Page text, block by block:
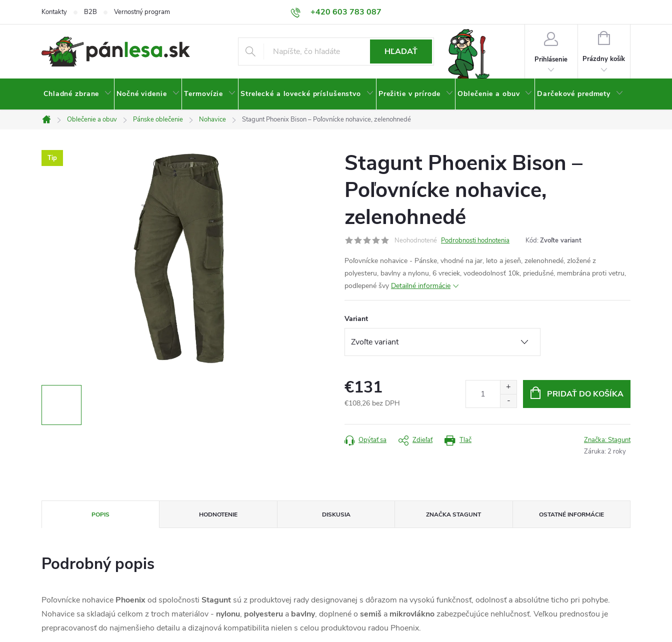
+420 603 783 087
Kontakty B2B Vernostný program
HĽADAŤ
Prihlásenie
NÁKUPNÝ
Prázdny košík
Chladné zbrane Nočné videnie Termovízie Strelecké a lovecké príslušenstvo Prežitie v prírode Oblečenie a obuv Darčekové predmety
Domov
Oblečenie a obuv Pánske oblečenie Nohavice Stagunt Phoenix Bison – Poľovnícke nohavice, zelenohnedé
Tip
Stagunt Phoenix Bison –
Poľovnícke nohavice,
zelenohnedé
Neohodnotené Podrobnosti hodnotenia Kód: Zvoľte variant
Poľovnícke nohavice - Pánske, vhodné na jar, leto a jeseň, zelenohnedé, zložené z
polyesteru, bavlny a nylonu, 6 vreciek, vodeodolnosť 10k, priedušné, membrána proti vetru,
podlepené švy Detailné informácie
Variant
€131
€108,26 bez DPH
cena:
PRIDAŤ DO KOŠÍKA
Tlač
Opýtať sa Zdieľať Značka:Stagunt
Záruka: 2 roky
POPIS HODNOTENIE DISKUSIA ZNAČKASTAGUNT OSTATNÉ INFORMÁCIE
Podrobný popis
Poľovnícke nohavice Phoenixod spoločnosti Stagunt sú z produktovej rady designovanej s dôrazom na vysokú funkčnosť, odolnosť a absolútne ticho pri pohybe.
Nohavice sa skladajú celkom z troch materiálov - nylonu, polyesteru a bavlny, doplnené o semiš a mikrovláknozabezpečujúce nehlučnosť. Veľkou prednosťou je
prepracovanosť do najmenšieho detailu a dizajnová kompatibilita nielen s celou produktovou radou Phoenix.